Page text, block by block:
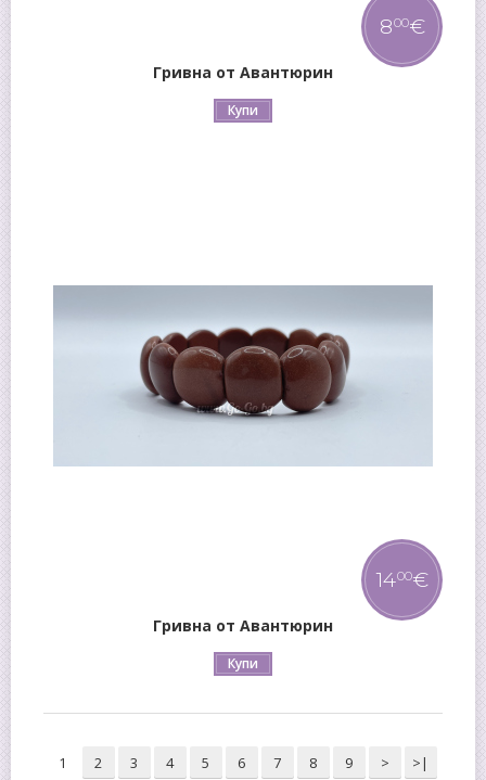
Гривна от Авантюрин
800€
Купи
Гривна от Авантюрин
1400€
Купи
1 2 3 4 5 6 7 8 9 > >|